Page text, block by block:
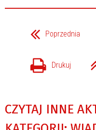
Poprzednia
Drukuj
CZYTAJ INNE